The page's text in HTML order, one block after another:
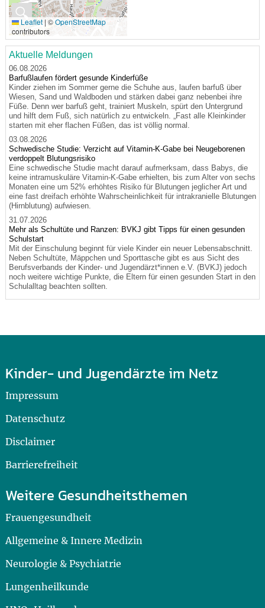
🔍
Leaflet | ©OpenStreetMap
contributors
Aktuelle Meldungen
06.08.2026
Barfußlaufen fördert gesunde Kinderfüße
Kinder ziehen im Sommer gerne die Schuhe aus, laufen barfuß über
Wiesen, Sand und Waldboden und stärken dabei ganz nebenbei ihre
Füße. Denn wer barfuß geht, trainiert Muskeln, spürt den Untergrund
und hilft dem Fuß, sich natürlich zu entwickeln. „Fast alle Kleinkinder
starten mit eher flachen Füßen, das ist völlig normal.
03.08.2026
Schwedische Studie: Verzicht auf Vitamin-K-Gabe bei Neugeborenen
verdoppelt Blutungsrisiko
Eine schwedische Studie macht darauf aufmerksam, dass Babys, die
keine intramuskuläre Vitamin-K-Gabe erhielten, bis zum Alter von sechs
Monaten eine um 52% erhöhtes Risiko für Blutungen jeglicher Art und
eine fast dreifach erhöhte Wahrscheinlichkeit für intrakranielle Blutungen
(Hirnblutung) aufwiesen.
31.07.2026
Mehr als Schultüte und Ranzen: BVKJ gibt Tipps für einen gesunden
Schulstart
Mit der Einschulung beginnt für viele Kinder ein neuer Lebensabschnitt.
Neben Schultüte, Mäppchen und Sporttasche gibt es aus Sicht des
Berufsverbands der Kinder- und Jugendärzt*innen e.V. (BVKJ) jedoch
noch weitere wichtige Punkte, die Eltern für einen gesunden Start in den
Schulalltag beachten sollten.
Kinder- und Jugendärzte im Netz
Impressum
Datenschutz
Disclaimer
Barrierefreiheit
Weitere Gesundheitsthemen
Frauengesundheit
Allgemeine & Innere Medizin
Neurologie & Psychiatrie
Lungenheilkunde